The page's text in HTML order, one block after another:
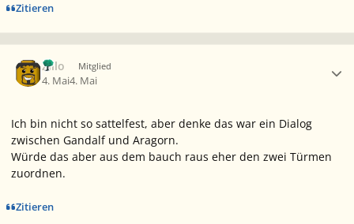
Zitieren
Zillo Mitglied
4. Mai4. Mai
Ich bin nicht so sattelfest, aber denke das war ein Dialog
zwischen Gandalf und Aragorn.
Würde das aber aus dem bauch raus eher den zwei Türmen
zuordnen.
Zitieren